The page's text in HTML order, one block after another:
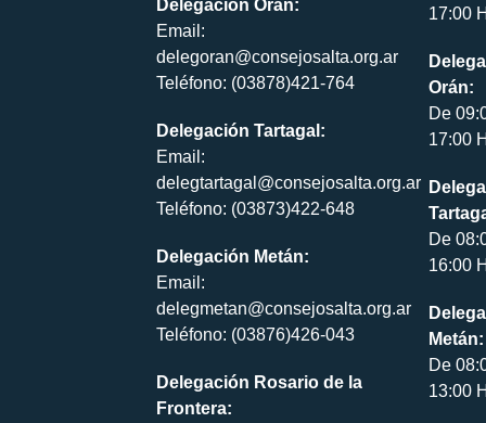
Delegación Orán:
Email:
delegoran@consejosalta.org.ar
Teléfono: (03878)421-764
Delegación Tartagal:
Email:
delegtartagal@consejosalta.org.ar
Teléfono: (03873)422-648
Delegación Metán:
Email:
delegmetan@consejosalta.org.ar
Teléfono: (03876)426-043
Delegación Rosario de la
Frontera:
17:00
Orán:
De
17:00
De
16:00
Metán:
De
13:00